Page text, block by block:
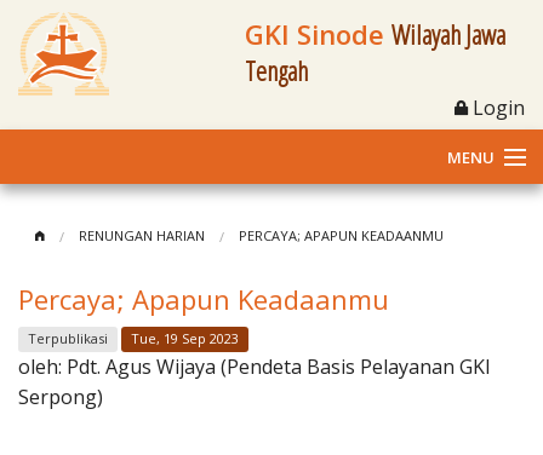
GKI Sinode Wilayah Jawa
Tengah
Login
MENU
Klasis dan Jemaat
Berita Kegiatan
RENUNGAN HARIAN PERCAYA; APAPUN KEADAANMU
Percaya; Apapun Keadaanmu
Terpublikasi Tue, 19 Sep 2023
oleh: Pdt. Agus Wijaya (Pendeta Basis Pelayanan GKI
Serpong)